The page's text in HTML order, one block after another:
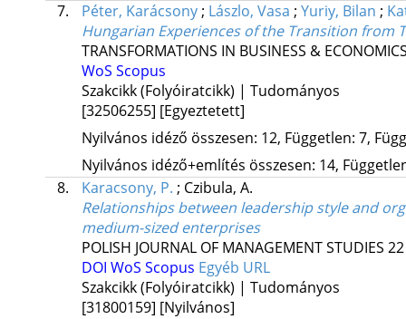
7.
Péter, Karácsony; Lászlo, Vasa ; Yuriy, Bilan ;
Hungarian Experiences of the Transition from
TRANSFORMATIONS IN BUSINESS &
WoS Scopus
Szakcikk (Folyóiratcikk) | Tudományos
[32506255] [Egyeztetett]
Nyilvános idéző összesen: 12, Független: 7,
Nyilvános idéző+említés összesen: 14,
8.
Karacsony, P. ; Czibula, A.
Relationships between leadership style and
medium-sized enterprises
POLISH JOURNAL OF MANAGEMENT STUDIES 22
DOI WoS Scopus Egyéb URL
Szakcikk (Folyóiratcikk) | Tudományos
[31800159] [Nyilvános]